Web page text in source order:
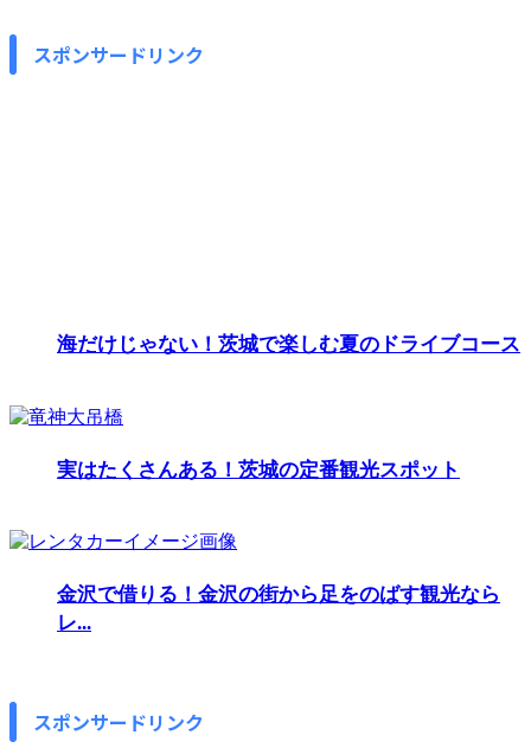
スポンサードリンク
海だけじゃない！茨城で楽しむ夏のドライブコース
実はたくさんある！茨城の定番観光スポット
金沢で借りる！金沢の街から足をのばす観光なら
レ...
スポンサードリンク